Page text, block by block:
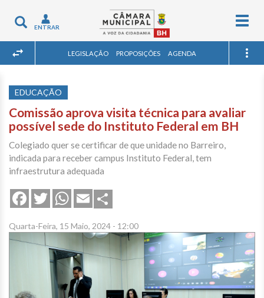
Toggle
navigation
ENTRAR
LEGISLAÇÃO PROPOSIÇÕES AGENDA
EDUCAÇÃO
Comissão aprova visita técnica para avaliar
possível sede do Instituto Federal em BH
Colegiado quer se certificar de que unidade no Barreiro,
indicada para receber campus Instituto Federal, tem
infraestrutura adequada
FacebookTwitterWhatsApp
Email
Quarta-Feira, 15 Maio, 2024 - 12:00